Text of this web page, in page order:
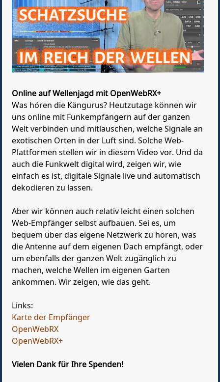
Online auf Wellenjagd mit OpenWebRX+
Was hören die Kängurus? Heutzutage können wir
uns online mit Funkempfängern auf der ganzen
Welt verbinden und mitlauschen, welche Signale an
exotischen Orten in der Luft sind. Solche Web-
Plattformen stellen wir in diesem Video vor. Und da
auch die Funkwelt digital wird, zeigen wir, wie
einfach es ist, digitale Signale live und automatisch
dekodieren zu lassen.
Aber wir können auch relativ leicht einen solchen
Web-Empfänger selbst aufbauen. Sei es, um
bequem über das eigene Netzwerk zu hören, was
die Antenne auf dem eigenen Dach empfängt, oder
um ebenfalls der ganzen Welt zugänglich zu
machen, welche Wellen im eigenen Garten
ankommen. Wir zeigen, wie das geht.
Links:
Karte der Empfänger
OpenWebRX
OpenWebRX+
Vielen Dank für Ihre Spenden!